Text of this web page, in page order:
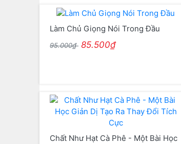
Làm Chủ Giọng Nói Trong Đầu
95.000₫ 85.500₫
Chất Như Hạt Cà Phê - Một Bài Học